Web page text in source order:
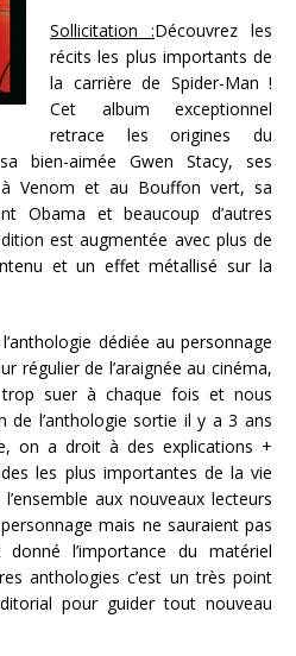
Sollicitation :Découvrez les
récits les plus importants de
la carrière de Spider-Man !
Cet album exceptionnel
retrace les origines du
bien-aimée Gwen Stacy, ses
Venom et au Bouffon vert, sa
Obama et beaucoup d’autres
est augmentée avec plus de
et un effet métallisé sur la
dédiée au personnage
régulier de l’araignée au cinéma,
suer à chaque fois et nous
de l’anthologie sortie il y a 3 ans
on a droit à des explications +
les plus importantes de la vie
aux nouveaux lecteurs
mais ne sauraient pas
l’importance du matériel
anthologies c’est un très point
pour guider tout nouveau